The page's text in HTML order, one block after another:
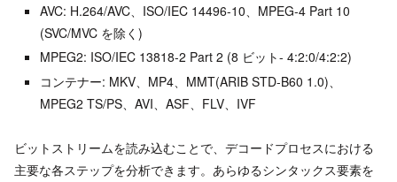
AVC: H.264/AVC、ISO/IEC 14496-10、MPEG-4 Part 10
(SVC/MVC を除く)
MPEG2: ISO/IEC 13818-2 Part 2 (8 ビット- 4:2:0/4:2:2)
コンテナー: MKV、MP4、MMT(ARIB STD-B60 1.0)、
MPEG2 TS/PS、AVI、ASF、FLV、IVF
ビットストリームを読み込むことで、デコードプロセスにおける
主要な各ステップを分析できます。あらゆるシンタックス要素を